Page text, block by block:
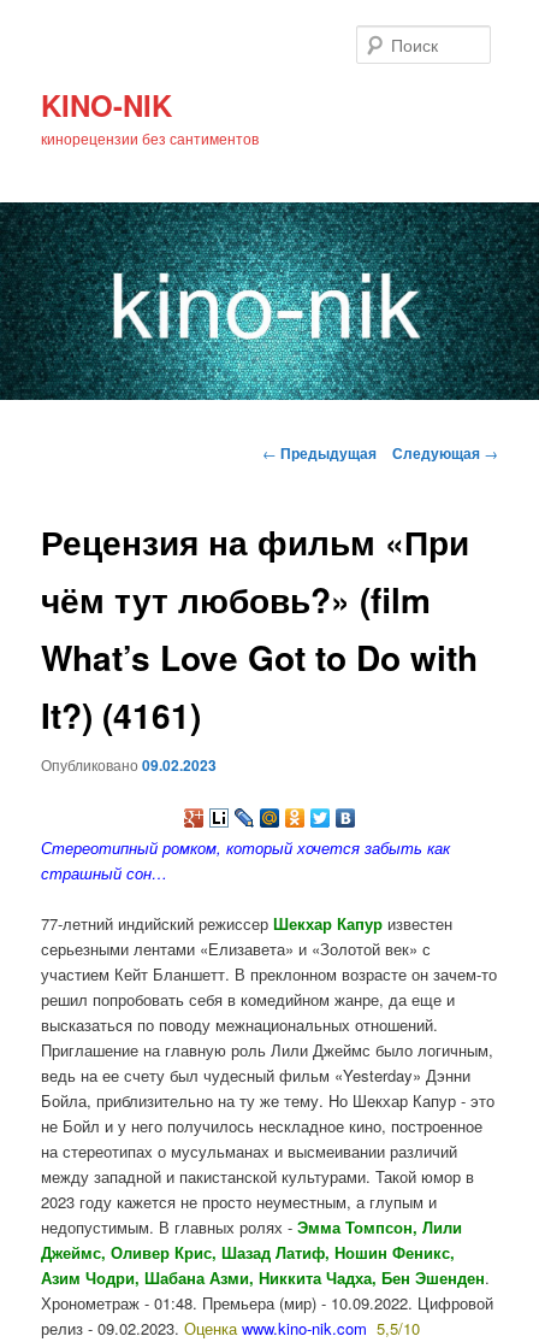
KINO-NIK
кинорецензии без сантиментов
основному
Навигация
← Предыдущая Следующая →
Рецензия на фильм «При
чём тут любовь?» (film
What’s Love Got to Do with
It?) (4161)
Опубликовано09.02.2023
Стереотипный ромком, который хочется забыть как
страшный сон…
77-летний индийский режиссерШекхар Капур известен
серьезными лентами «Елизавета» и «Золотой век» с
участием Кейт Бланшетт. В преклонном возрасте он зачем-то
решил попробовать себя в комедийном жанре, да еще и
высказаться по поводу межнациональных отношений.
Приглашение на главную роль Лили Джеймс было логичным,
ведь на ее счету был чудесный фильм «Yesterday» Дэнни
Бойла, приблизительно на ту же тему. Но Шекхар Капур - это
не Бойл и у него получилось нескладное кино, построенное
на стереотипах о мусульманах и высмеивании различий
между западной и пакистанской культурами. Такой юмор в
2023 году кажется не просто неуместным, а глупым и
недопустимым. В главных ролях -Эмма Томпсон, Лили
Джеймс, Оливер Крис, Шазад Латиф, Ношин Феникс,
Азим Чодри, Шабана Азми, Никкита Чадха, Бен Эшенден.
Хронометраж - 01:48. Премьера (мир) - 10.09.2022. Цифровой
релиз - 09.02.2023.Оценкаwww.kino-nik.com 5,5/10